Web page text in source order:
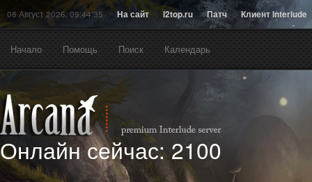
08 Август 2026, 09:44:35 На сайт l2top.ru Патч Клиент Interlude
Начало Помощь Поиск Календарь
Онлайн сейчас:2100